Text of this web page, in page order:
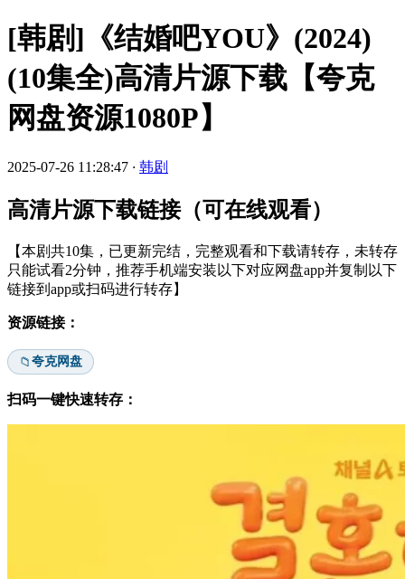
[韩剧]《结婚吧YOU》(2024)
(10集全)高清片源下载【夸克
网盘资源1080P】
2025-07-26 11:28:47 · 韩剧
高清片源下载链接（可在线观看）
【本剧共10集，已更新完结，完整观看和下载请转存，未转存
只能试看2分钟，推荐手机端安装以下对应网盘app并复制以下
链接到app或扫码进行转存】
资源链接：
📁夸克网盘
扫码一键快速转存：